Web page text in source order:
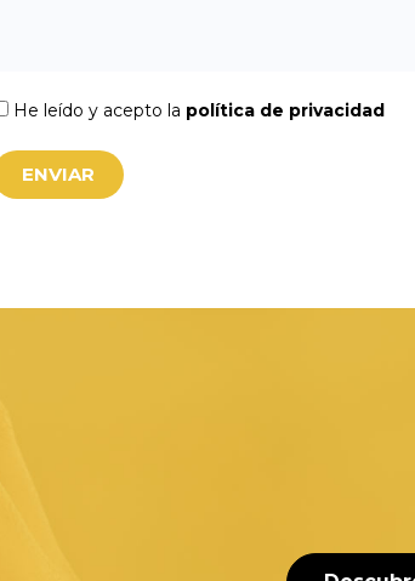
He leído y acepto la política de privacidad
ENVIAR